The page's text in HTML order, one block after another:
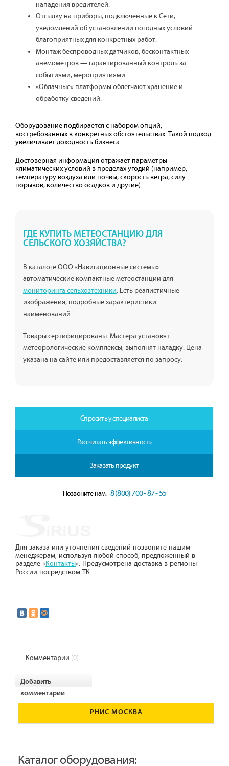
нападения вредителей.
Отсылку на приборы, подключенные к Сети,
уведомлений об установлении погодных условий
благоприятных для конкретных работ.
Монтаж беспроводных датчиков, бесконтактных
анемометров — гарантированный контроль за
событиями, мероприятиями.
«Облачные» платформы облегчают хранение и
обработку сведений.
Оборудование подбирается с набором опций,
востребованных в конкретных обстоятельствах. Такой подход
увеличивает доходность бизнеса.
Достоверная информация отражает параметры
климатических условий в пределах угодий (например,
температуру воздуха или почвы, скорость ветра, силу
порывов, количество осадков и другие).
ГДЕ КУПИТЬ МЕТЕОСТАНЦИЮ ДЛЯ
СЕЛЬСКОГО ХОЗЯЙСТВА?
В каталоге ООО «Навигационные системы»
автоматические компактные метеостанции для
мониторинга сельхозтехники. Есть реалистичные
изображения, подробные характеристики
наименований.
Товары сертифицированы. Мастера установят
метеорологические комплексы, выполнят наладку. Цена
указана на сайте или предоставляется по запросу.
Спросить у специалиста
Рассчитать эффективность
Заказать продукт
Позвоните нам: 8 (800) 700 - 87 - 55
Для заказа или уточнения сведений позвоните нашим
менеджерам, используя любой способ, предложенный в
разделе «Контакты». Предусмотрена доставка в регионы
России посредством ТК.
Комментарии (0)
Добавить
комментарии
РНИС МОСКВА
Каталог оборудования: